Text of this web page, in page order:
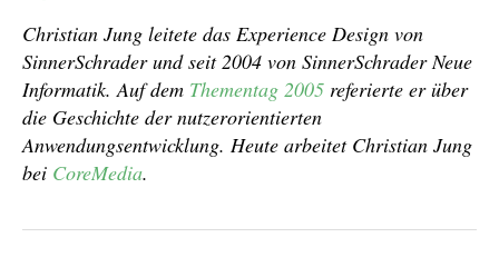
Christian Jung leitete das Experience Design von
SinnerSchrader und seit 2004 von SinnerSchrader Neue
Informatik. Auf dem Thementag 2005 referierte er über
die Geschichte der nutzerorientierten
Anwendungsentwicklung. Heute arbeitet Christian Jung
bei CoreMedia.